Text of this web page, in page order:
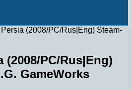
(2008/PC/Rus|Eng) Steam-
(2008/PC/Rus|Eng)
GameWorks